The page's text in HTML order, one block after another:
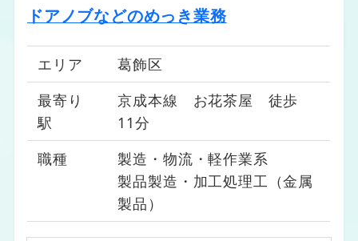
ドアノブなどのめっき業務
エリア
葛飾区
最寄り
駅
京成本線 お花茶屋 徒歩
11分
職種
製造・物流・軽作業系
製品製造・加工処理工（金属
製品）